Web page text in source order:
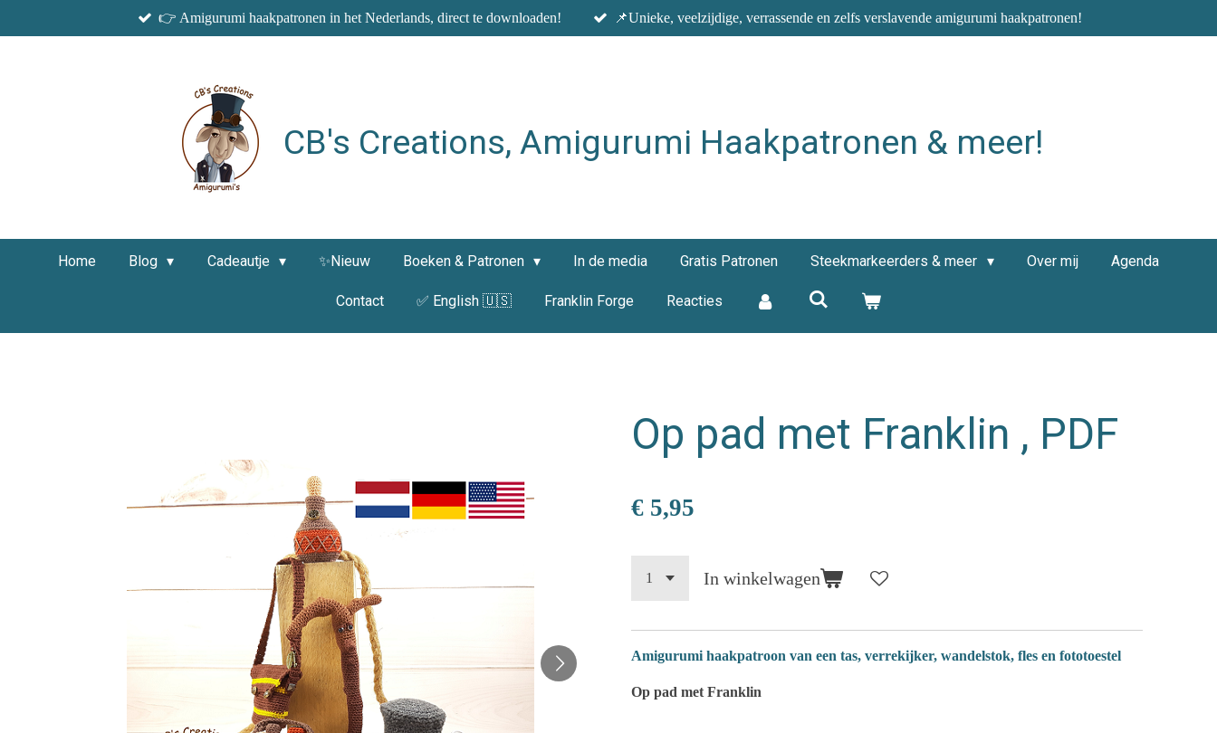
direct
👉 Amigurumi haakpatronen in het Nederlands, direct te downloaden! 📌Unieke, veelzijdige, verrassende en zelfs verslavende amigurumi haakpatronen!
CB's Creations, Amigurumi Haakpatronen & meer!
Home Blog Cadeautje ✨Nieuw Boeken & Patronen In de media Gratis Patronen Steekmarkeerders & meer Over mij Agenda
Contact ✅ English 🇺🇸 Franklin Forge Reacties
Op pad met Franklin , PDF
€ 5,95
In winkelwagen
Amigurumi haakpatroon van een tas, verrekijker, wandelstok, fles en fototoestel
Op pad met Franklin